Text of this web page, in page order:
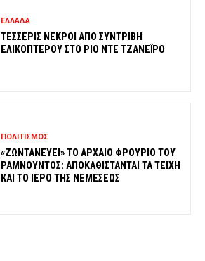
ΕΛΛΑΔΑ
ΤΕΣΣΕΡΙΣ ΝΕΚΡΟΙ ΑΠΟ ΣΥΝΤΡΙΒΗ
ΕΛΙΚΟΠΤΕΡΟΥ ΣΤΟ ΡΙΟ ΝΤΕ ΤΖΑΝΕΪΡΟ
ΠΟΛΙΤΙΣΜΟΣ
«ΖΩΝΤΑΝΕΥΕΙ» ΤΟ ΑΡΧΑΙΟ ΦΡΟΥΡΙΟ ΤΟΥ
ΡΑΜΝΟΥΝΤΟΣ: ΑΠΟΚΑΘΙΣΤΑΝΤΑΙ ΤΑ ΤΕΙΧΗ
ΚΑΙ ΤΟ ΙΕΡΟ ΤΗΣ ΝΕΜΕΣΕΩΣ